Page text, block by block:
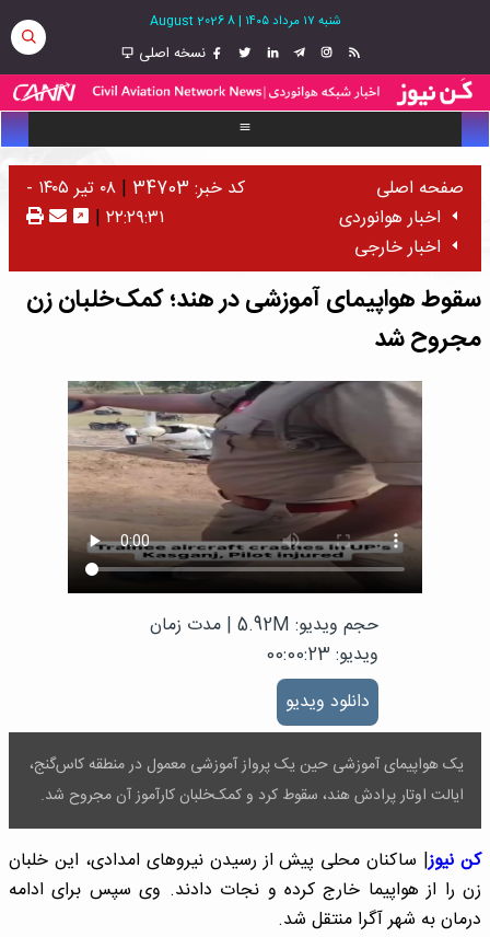
شنبه ۱۷ مرداد ۱۴۰۵ |
8 August 2026
نسخه اصلی
صفحه اصلی
اخبار هوانوردی
اخبار خارجی
کد خبر: 34703 |
۰۸ تیر ۱۴۰۵ -
۲۲:۲۹:۳۱ |
سقوط هواپیمای آموزشی در هند؛ کمک‌خلبان زن
مجروح شد
حجم ویدیو: 5.92M |مدت زمان
ویدیو: 00:00:23
دانلود ویدیو
یک هواپیمای آموزشی حین یک پرواز آموزشی معمول در منطقه کاس‌گنج،
ایالت اوتار پرادش هند، سقوط کرد و کمک‌خلبان کارآموز آن مجروح شد.
کن نیوز| ساکنان محلی پیش از رسیدن نیروهای امدادی، این خلبان
زن را از هواپیما خارج کرده و نجات دادند. وی سپس برای ادامه
درمان به شهر آگرا منتقل شد.